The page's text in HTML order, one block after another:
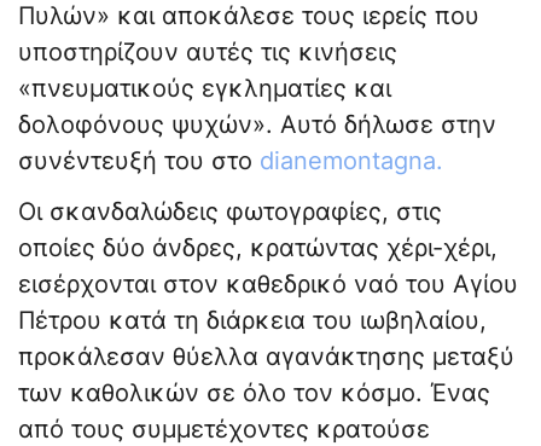
Πυλών» και αποκάλεσε τους ιερείς που
υποστηρίζουν αυτές τις κινήσεις
«πνευματικούς εγκληματίες και
δολοφόνους ψυχών». Αυτό δήλωσε στην
συνέντευξή του στο dianemontagna.
Οι σκανδαλώδεις φωτογραφίες, στις
οποίες δύο άνδρες, κρατώντας χέρι-χέρι,
εισέρχονται στον καθεδρικό ναό του Αγίου
Πέτρου κατά τη διάρκεια του ιωβηλαίου,
προκάλεσαν θύελλα αγανάκτησης μεταξύ
των καθολικών σε όλο τον κόσμο. Ένας
από τους συμμετέχοντες κρατούσε